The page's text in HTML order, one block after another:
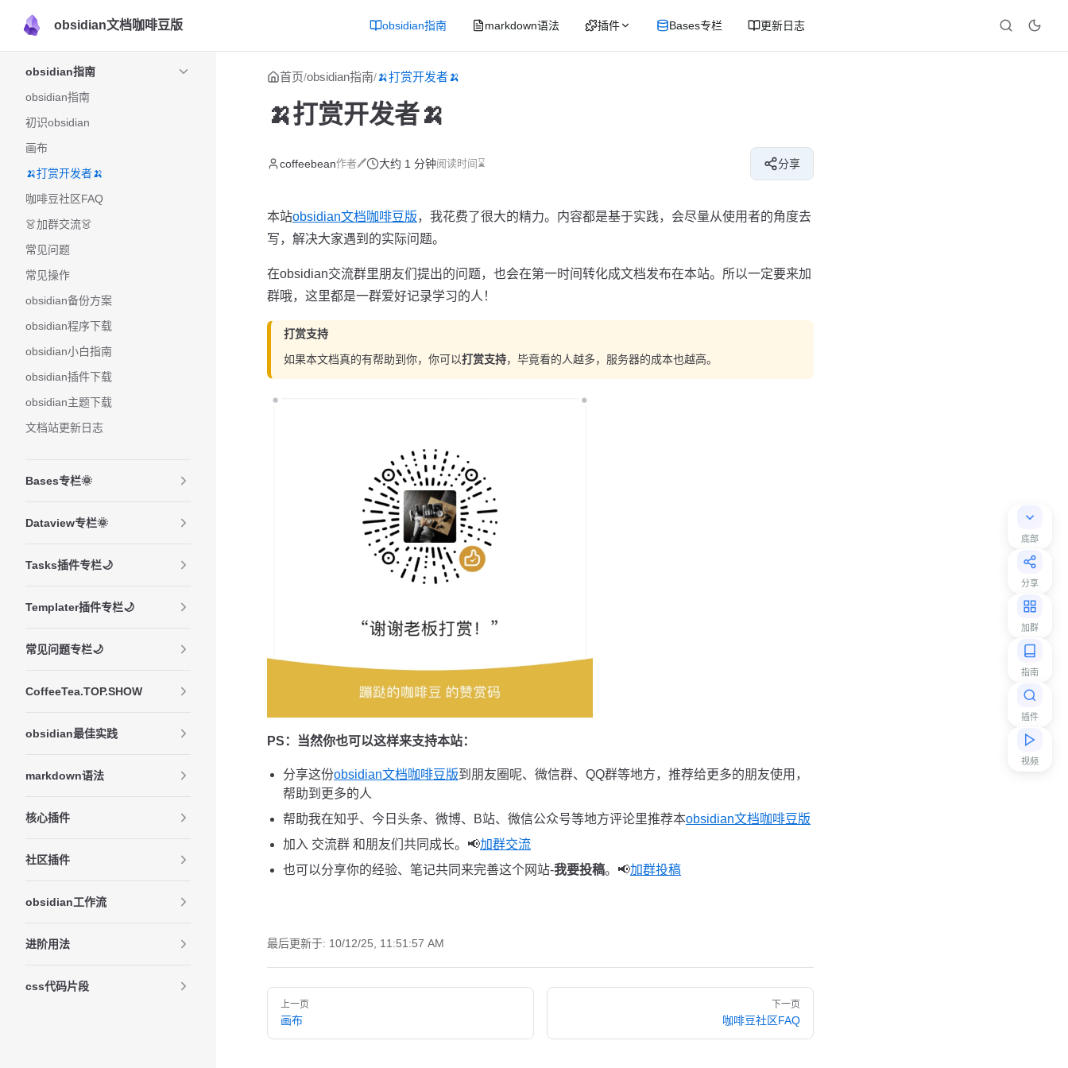
底部
分享
加群
指南
插件
视频
obsidian文档咖啡豆版 obsidian指南 markdown语法 插件 Bases专栏 更新日志
Skip to content
obsidian指南
obsidian指南
初识obsidian
画布
🍌打赏开发者🍌
咖啡豆社区FAQ
👗加群交流👗
常见问题
常见操作
obsidian备份方案
obsidian程序下载
obsidian小白指南
obsidian插件下载
obsidian主题下载
文档站更新日志
Bases专栏🌞
Dataview专栏🌞
Tasks插件专栏🌙
Templater插件专栏🌙
常见问题专栏🌙
CoffeeTea.TOP.SHOW
obsidian最佳实践
markdown语法
核心插件
社区插件
obsidian工作流
进阶用法
css代码片段
首页/obsidian指南/🍌打赏开发者🍌
🍌打赏开发者🍌
coffeebean作者🖊 大约 1 分钟阅读时间⌛ 分享
本站obsidian文档咖啡豆版，我花费了很大的精力。内容都是基于实践，会尽量从使用者的角度去
写，解决大家遇到的实际问题。
在obsidian交流群里朋友们提出的问题，也会在第一时间转化成文档发布在本站。所以一定要来加
群哦，这里都是一群爱好记录学习的人！
打赏支持
如果本文档真的有帮助到你，你可以打赏支持，毕竟看的人越多，服务器的成本也越高。
PS：当然你也可以这样来支持本站：
分享这份obsidian文档咖啡豆版到朋友圈呢、微信群、QQ群等地方，推荐给更多的朋友使用，
帮助到更多的人
帮助我在知乎、今日头条、微博、B站、微信公众号等地方评论里推荐本obsidian文档咖啡豆版
加入 交流群 和朋友们共同成长。📢加群交流
也可以分享你的经验、笔记共同来完善这个网站-我要投稿。📢加群投稿
最后更新于: 10/12/25, 11:51:57 AM
Pager
上一页
画布
下一页
咖啡豆社区FAQ